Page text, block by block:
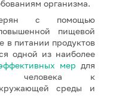
организма.
с помощью
пищевой
в питании продуктов
одной из наиболее
мер для
человека к
среды и